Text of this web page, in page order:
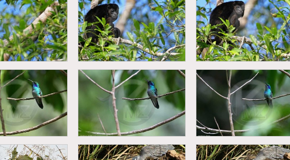
a manteau
palliata)
Singe hurleur a manteau
(Alouatta palliata)
Singe hurleur a manteau
(Alouatta palliata)